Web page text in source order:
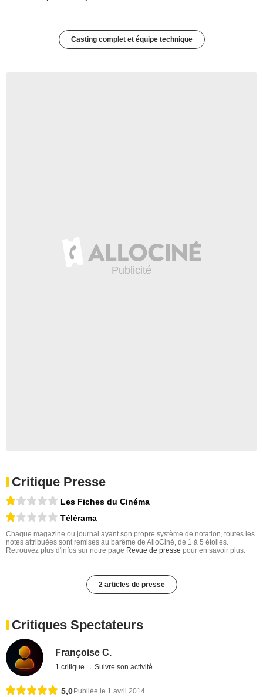
Casting complet et équipe technique
Critique Presse
Les Fiches du Cinéma
Télérama
Chaque magazine ou journal ayant son propre système de notation, toutes les
notes attribuées sont remises au barême de AlloCiné, de 1 à 5 étoiles.
Retrouvez plus d'infos sur notre page Revue de presse pour en savoir plus.
2 articles de presse
Critiques Spectateurs
Françoise C.
1 critique Suivre son activité
5,0 Publiée le 1 avril 2014